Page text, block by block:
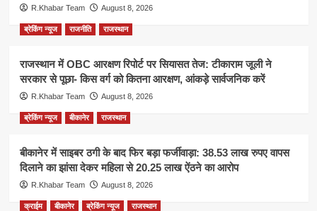
R.Khabar Team August 8, 2026
ब्रेकिंग न्यूज राजनीति राजस्थान
राजस्थान में OBC आरक्षण रिपोर्ट पर सियासत तेज: टीकाराम जूली ने
सरकार से पूछा- किस वर्ग को कितना आरक्षण, आंकड़े सार्वजनिक करें
R.Khabar Team August 8, 2026
ब्रेकिंग न्यूज बीकानेर राजस्थान
बीकानेर में साइबर ठगी के बाद फिर बड़ा फर्जीवाड़ा: 38.53 लाख रुपए वापस
दिलाने का झांसा देकर महिला से 20.25 लाख ऐंठने का आरोप
R.Khabar Team August 8, 2026
क्राईम बीकानेर ब्रेकिंग न्यूज राजस्थान